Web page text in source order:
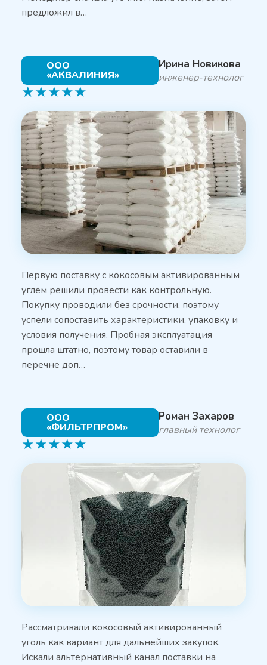
предложил в…
ООО
«АКВАЛИНИЯ»
Ирина Новикова
инженер-технолог
★★★★★
Первую поставку с кокосовым активированным
углём решили провести как контрольную.
Покупку проводили без срочности, поэтому
успели сопоставить характеристики, упаковку и
условия получения. Пробная эксплуатация
прошла штатно, поэтому товар оставили в
перечне доп…
ООО
«ФИЛЬТРПРОМ»
Роман Захаров
главный технолог
★★★★★
Рассматривали кокосовый активированный
уголь как вариант для дальнейших закупок.
Искали альтернативный канал поставки на